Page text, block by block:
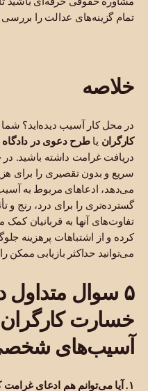
تمام گزینه‌های عدالت را بررسی
خلاصه
در محل کار آسیب دیده‌اید؟
کارگران یاطرح دعوی در
دریافت غرامت داشته باشید.
سریع و بدون تقصیری را برای
می‌دهد، ادعاهای مربوط به
گسترده‌تری را برای درد، رنج و
تفاوت‌های آنها به قربانیان
کرده و از اشتباهات پرهزینه
می‌توانید حداکثر بازیابی
۵ سوال
خسارت کارگران
آسیب‌های
۱. آیا می‌توانم هم ادعای